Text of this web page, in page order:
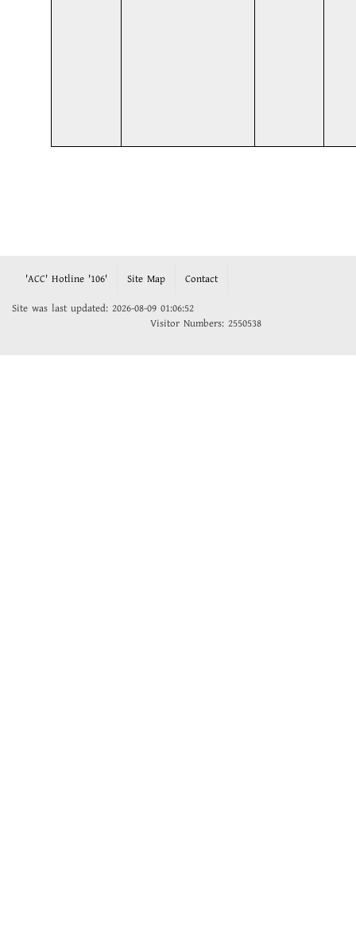
'ACC' Hotline '106' Site Map Contact
Site was last updated: 2026-08-09 01:06:52
Visitor Numbers: 2550538